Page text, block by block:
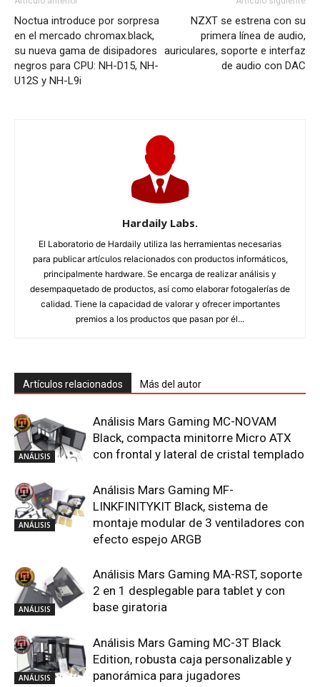
Noctua introduce por sorpresa
en el mercado chromax.black,
su nueva gama de disipadores
negros para CPU: NH-D15, NH-
U12S y NH-L9i
NZXT se estrena con su
primera línea de audio,
auriculares, soporte e interfaz
de audio con DAC
Hardaily Labs.
El Laboratorio de Hardaily utiliza las herramientas necesarias
para publicar artículos relacionados con productos informáticos,
principalmente hardware. Se encarga de realizar análisis y
desempaquetado de productos, así como elaborar fotogalerías de
calidad. Tiene la capacidad de valorar y ofrecer importantes
premios a los productos que pasan por él...
Artículos relacionados Más del autor
ANÁLISIS
Análisis Mars Gaming MC-NOVAM
Black, compacta minitorre Micro ATX
con frontal y lateral de cristal templado
ANÁLISIS
Análisis Mars Gaming MF-
LINKFINITYKIT Black, sistema de
montaje modular de 3 ventiladores con
efecto espejo ARGB
ANÁLISIS
Análisis Mars Gaming MA-RST, soporte
2 en 1 desplegable para tablet y con
base giratoria
ANÁLISIS
Análisis Mars Gaming MC-3T Black
Edition, robusta caja personalizable y
panorámica para jugadores